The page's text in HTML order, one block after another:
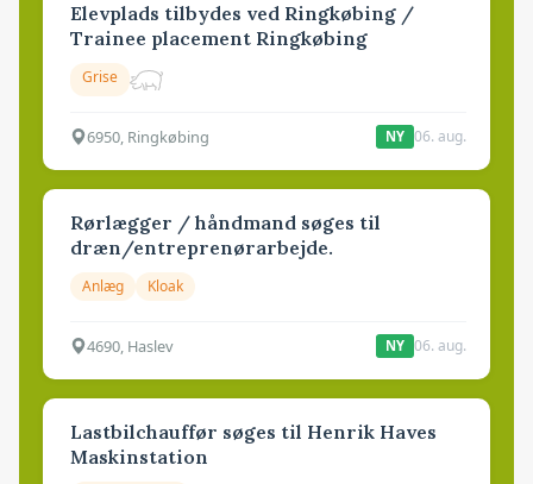
Elevplads tilbydes ved Ringkøbing /
Trainee placement Ringkøbing
Grise
6950, Ringkøbing NY 06. aug.
Rørlægger / håndmand søges til
dræn/entreprenørarbejde.
Anlæg Kloak
4690, Haslev NY 06. aug.
Lastbilchauffør søges til Henrik Haves
Maskinstation